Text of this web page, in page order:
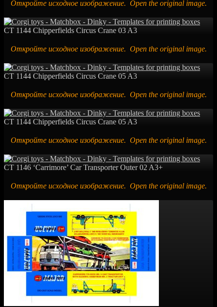
Откройте исходное изображение. Open the original image.
CT 1144 Chipperfields Circus Crane 03 A3
Откройте исходное изображение. Open the original image.
CT 1144 Chipperfields Circus Crane 05 A3
Откройте исходное изображение. Open the original image.
CT 1144 Chipperfields Circus Crane 05 A3
Откройте исходное изображение. Open the original image.
CT 1146 ‘Carrimore’ Car Transporter Outer 02 A3+
Откройте исходное изображение. Open the original image.